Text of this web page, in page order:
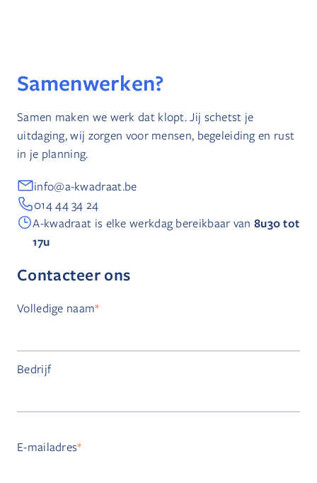
Samenwerken?
Samen maken we werk dat klopt. Jij schetst je
uitdaging, wij zorgen voor mensen, begeleiding en rust
in je planning.
info@a-kwadraat.be
014 44 34 24
A-kwadraat is elke werkdag bereikbaar van 8u30 tot
17u
Contacteer ons
Volledige naam*
Bedrijf
E-mailadres*